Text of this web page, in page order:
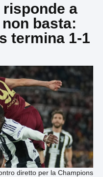
a
basta:
termina 1-1
diretto per la Champions